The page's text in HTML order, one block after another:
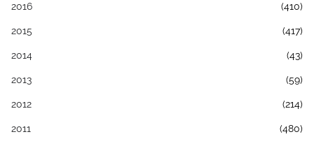
2016 (410)
2015 (417)
2014 (43)
2013 (59)
2012 (214)
2011 (480)